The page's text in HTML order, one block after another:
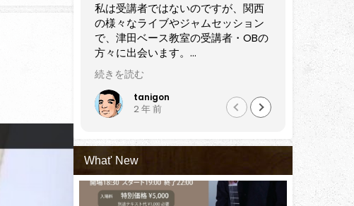
すが、関西
で出会うた
力、と感じ
すばらしいベーシストです。
プレイヤーのみならず長きにわたっ
て講師として活躍されています。
近隣でベースを始めてみようという
方はもちろん、すでにある程度弾け
るけどさらにステップアップしたい
方にもぜひおすすめしたい講師だと
思います。
続きを読む
黒田雅之
2 年 前
音楽講師
確かな技
の音楽教
セッショ
オススメ
続きを読む
5
What' New